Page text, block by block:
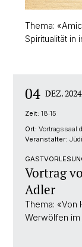
Thema:
Spiritualität in
04 DEZ. 2024
Zeit: 18:15
Ort: Vortragssaal
Veranstalter:
Vortrag
Adler
Thema: «Von
Werwölfen